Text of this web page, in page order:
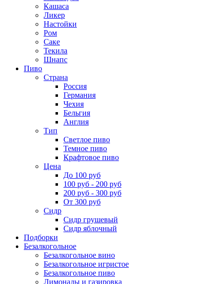
Кашаса
Ликер
Настойки
Ром
Саке
Текила
Шнапс
Пиво
Страна
Россия
Германия
Чехия
Бельгия
Англия
Тип
Светлое пиво
Темное пиво
Крафтовое пиво
Цена
До 100 руб
100 руб - 200 руб
200 руб - 300 руб
От 300 руб
Сидр
Сидр грушевый
Сидр яблочный
Подборки
Безалкогольное
Безалкогольное вино
Безалкогольное игристое
Безалкогольное пиво
Лимонады и газировка